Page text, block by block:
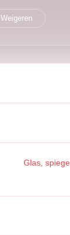
Glas,
Weigeren